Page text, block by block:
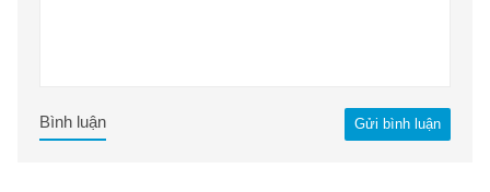
Gửi bình luận
Bình luận